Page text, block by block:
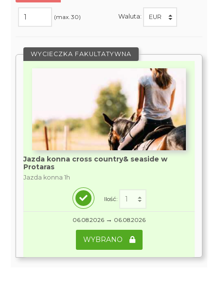
(max. 30) Waluta:
WYCIECZKA FAKULTATYWNA
Jazda konna cross country& seaside w
Protaras
Jazda konna 1h
Ilość:
06.08.2026 → 06.08.2026
WYBRANO